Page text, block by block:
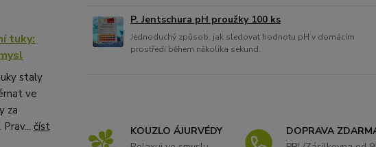
tuky:
staly
ve
za
číst
P. Jentschura pH proužky 100 ks
Jednoduchý způsob, jak sledovat hodnotu pH v domácím
prostředí během několika sekund.
KOUZLO ÁJURVÉDY
DOPRAVA